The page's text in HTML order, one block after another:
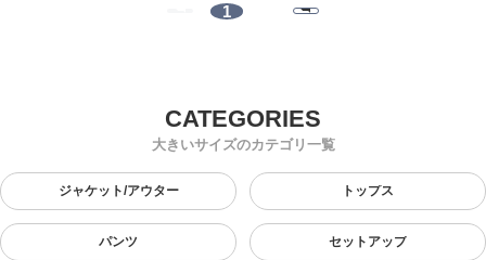
1
大きいサイズのカテゴリ一覧
ジャケット/アウター トップス
パンツ セットアップ